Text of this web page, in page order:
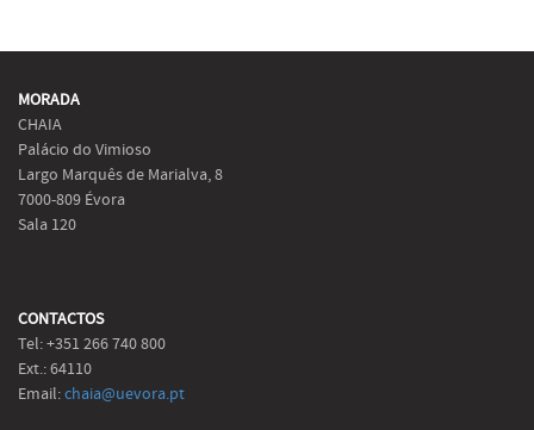
MORADA
CHAIA
Palácio do Vimioso
Largo Marquês de Marialva, 8
7000-809 Évora
Sala 120
CONTACTOS
Tel: +351 266 740 800
Ext.: 64110
Email:chaia@uevora.pt